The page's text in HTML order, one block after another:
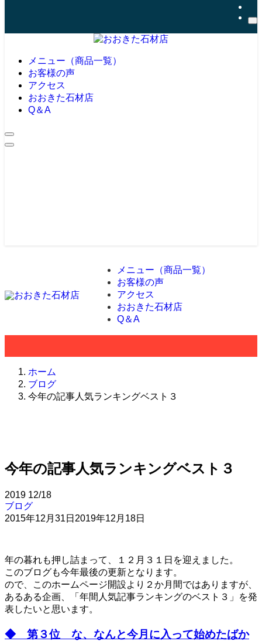
メニュー（商品一覧）
お客様の声
アクセス
おおきた石材店
Q＆A
メニュー（商品一覧）
お客様の声
アクセス
おおきた石材店
Q＆A
ホーム
ブログ
今年の記事人気ランキングベスト３
今年の記事人気ランキングベスト３
2019 12/18
ブログ
2015年12月31日 2019年12月18日
年の暮れも押し詰まって、１２月３１日を迎えました。
このブログも今年最後の更新となります。
ので、このホームページ開設より２か月間ではありますが、
あるある企画、「年間人気記事ランキングのベスト３」を発
表したいと思います。
◆ 第３位 な、なんと今月に入って始めたばか